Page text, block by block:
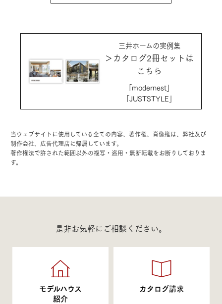
三井ホームの実例集
＞カタログ2冊セットは
こちら
「modernest」
「JUSTSTYLE」
当ウェブサイトに使用している全ての内容、著作権、肖像権は、弊社及び
制作会社、広告代理店に帰属しています。
著作権法で許された範囲以外の複写・盗用・無断転載をお断りしておりま
す。
是非お気軽にご相談ください。
モデルハウス
紹介
カタログ請求